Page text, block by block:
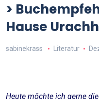
>
Hause
sabinekrass Literatur
Heute möchte ich gerne